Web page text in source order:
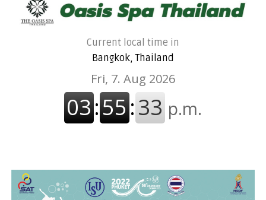
Current local time in
Bangkok, Thailand